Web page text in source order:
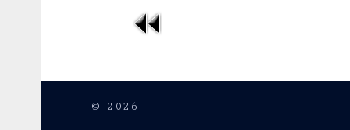
© 2026